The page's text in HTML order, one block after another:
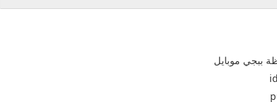
ببجي موبايل